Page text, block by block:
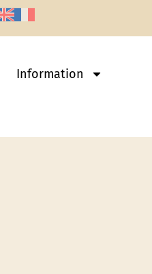
Information